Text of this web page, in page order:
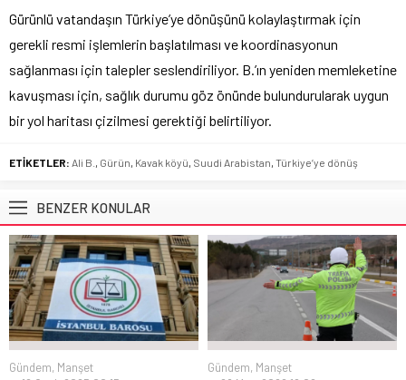
Gürünlü vatandaşın Türkiye’ye dönüşünü kolaylaştırmak için
gerekli resmi işlemlerin başlatılması ve koordinasyonun
sağlanması için talepler seslendiriliyor. B.’ın yeniden memleketine
kavuşması için, sağlık durumu göz önünde bulundurularak uygun
bir yol haritası çizilmesi gerektiği belirtiliyor.
ETİKETLER: Ali B. , Gürün, Kavak köyü, Suudi Arabistan, Türkiye’ye dönüş
BENZER KONULAR
Gündem, Manşet
Gündem, Manşet